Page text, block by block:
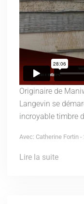
Originaire de
Langevin se
incroyable timbre
Avec: Catherine Fortin -
Lire la suite